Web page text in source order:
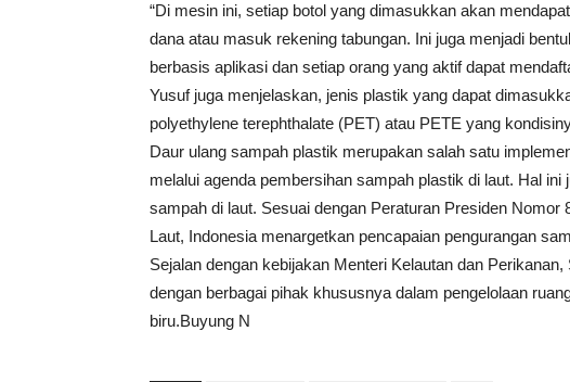
“Di mesin ini, setiap botol yang dimasukkan akan
dana atau masuk rekening tabungan. Ini juga menjadi
berbasis aplikasi dan setiap orang yang aktif dapat
Yusuf juga menjelaskan, jenis plastik yang dapat
polyethylene terephthalate (PET) atau PETE yang
Daur ulang sampah plastik merupakan salah satu
melalui agenda pembersihan sampah plastik di laut. Hal
sampah di laut. Sesuai dengan Peraturan Presiden Nomor
Laut, Indonesia menargetkan pencapaian pengurangan
Sejalan dengan kebijakan Menteri Kelautan dan
dengan berbagai pihak khususnya dalam pengelolaan
biru.Buyung N